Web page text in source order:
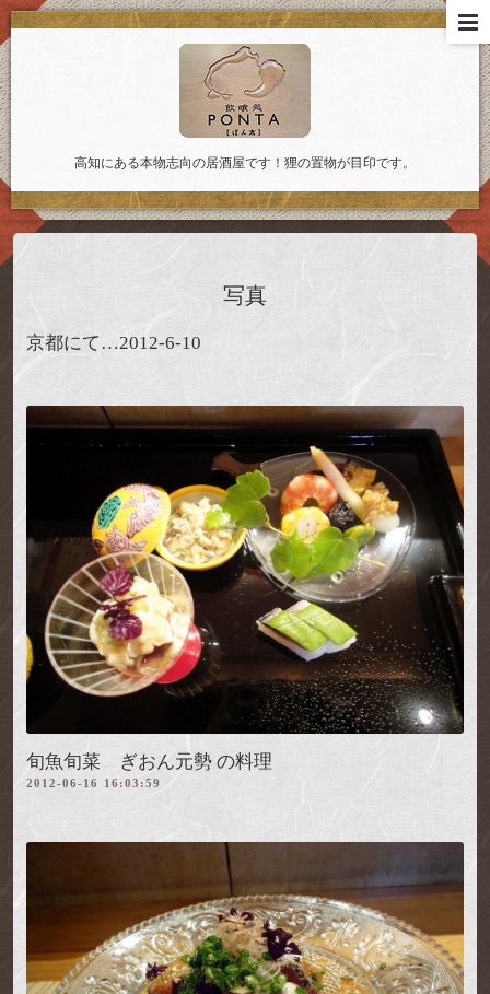
高知にある本物志向の居酒屋です！狸の置物が目印です。
写真
京都にて…2012-6-10
旬魚旬菜 ぎおん元勢 の料理
2012-06-16 16:03:59